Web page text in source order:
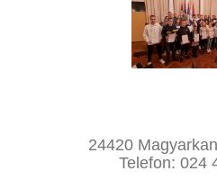
24420
Telefon: 024